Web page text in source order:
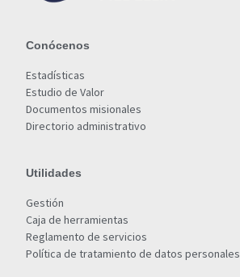
Conócenos
Estadísticas
Estudio de Valor
Documentos misionales
Directorio administrativo
Utilidades
Gestión
Caja de herramientas
Reglamento de servicios
Política de tratamiento de datos personales